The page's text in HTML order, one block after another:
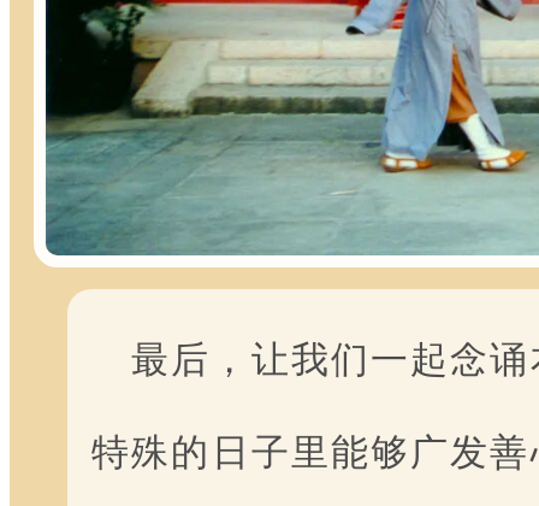
最后，让我们一起念
特殊的日子里能够广发